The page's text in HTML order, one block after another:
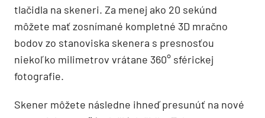
tlačidla na skeneri. Za menej ako 20 sekúnd
môžete mať zosnímané kompletné 3D mračno
bodov zo stanoviska skenera s presnosťou
niekoľko milimetrov vrátane 360° sférickej
fotografie.
Skener môžete následne ihneď presunúť na nové